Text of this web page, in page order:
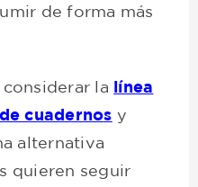
de forma más
la línea
cuadernos y
alternativa
quieren seguir